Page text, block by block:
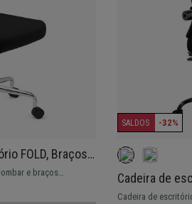
FOLD, Braços
Em
e braços
SALDOS -32%
Cadeira de
Extensível,
Cadeira de